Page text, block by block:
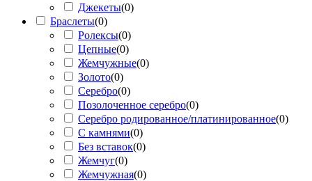
Джекеты(0)
Браслеты(0)
Ролексы(0)
Цепные(0)
Жемчужные(0)
Золото(0)
Серебро(0)
Позолоченное серебро(0)
Серебро родированное/платинированное(0)
С камнями(0)
Без вставок(0)
Жемчуг(0)
Жемчужная(0)